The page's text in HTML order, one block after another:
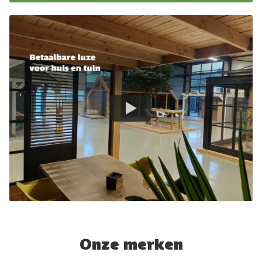
Onze merken